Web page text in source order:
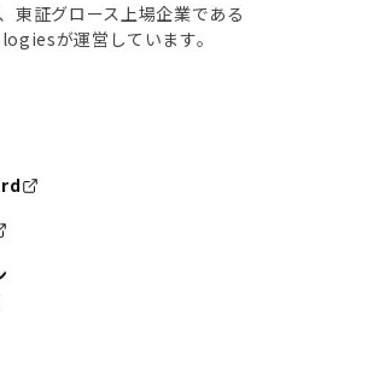
東証グロース上場企業である
が運営しています。